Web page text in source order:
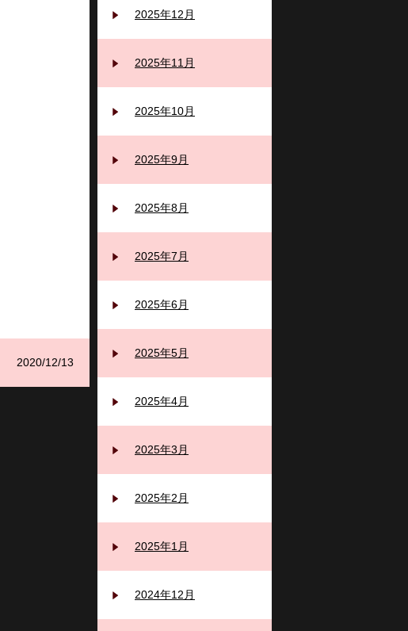
2020/12/13
2025年12月
2025年11月
2025年10月
2025年9月
2025年8月
2025年7月
2025年6月
2025年5月
2025年4月
2025年3月
2025年2月
2025年1月
2024年12月